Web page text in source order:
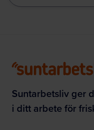
Suntarbetsliv ger
i ditt arbete för